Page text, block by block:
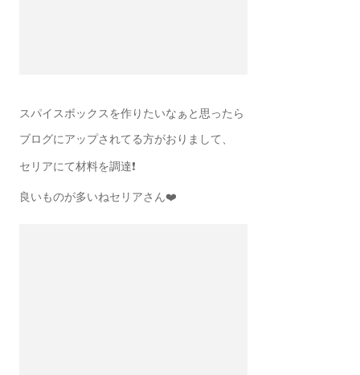
スパイスボックスを作りたいなぁと思ったら
ブログにアップされてる方がおりまして、
セリアにて材料を調達❗️
良いものが多いねセリアさん❤️